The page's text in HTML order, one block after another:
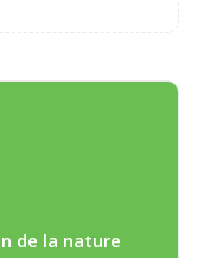
de la nature